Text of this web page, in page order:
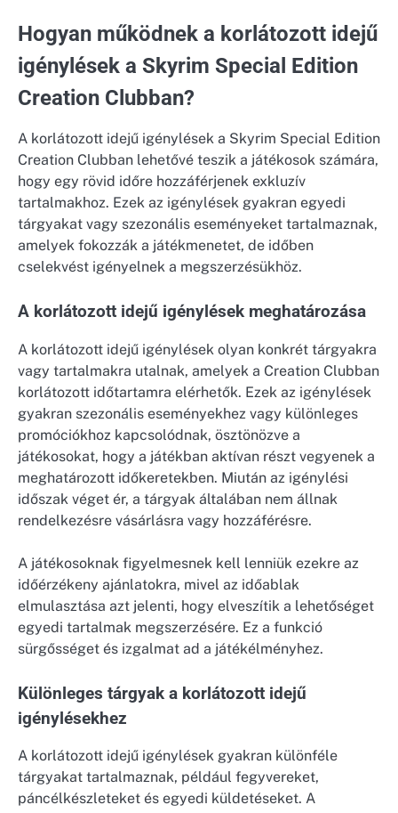
Hogyan működnek a korlátozott idejű
igénylések a Skyrim Special Edition
Creation Clubban?
A korlátozott idejű igénylések a Skyrim Special Edition
Creation Clubban lehetővé teszik a játékosok számára,
hogy egy rövid időre hozzáférjenek exkluzív
tartalmakhoz. Ezek az igénylések gyakran egyedi
tárgyakat vagy szezonális eseményeket tartalmaznak,
amelyek fokozzák a játékmenetet, de időben
cselekvést igényelnek a megszerzésükhöz.
A korlátozott idejű igénylések meghatározása
A korlátozott idejű igénylések olyan konkrét tárgyakra
vagy tartalmakra utalnak, amelyek a Creation Clubban
korlátozott időtartamra elérhetők. Ezek az igénylések
gyakran szezonális eseményekhez vagy különleges
promóciókhoz kapcsolódnak, ösztönözve a
játékosokat, hogy a játékban aktívan részt vegyenek a
meghatározott időkeretekben. Miután az igénylési
időszak véget ér, a tárgyak általában nem állnak
rendelkezésre vásárlásra vagy hozzáférésre.
A játékosoknak figyelmesnek kell lenniük ezekre az
időérzékeny ajánlatokra, mivel az időablak
elmulasztása azt jelenti, hogy elveszítik a lehetőséget
egyedi tartalmak megszerzésére. Ez a funkció
sürgősséget és izgalmat ad a játékélményhez.
Különleges tárgyak a korlátozott idejű
igénylésekhez
A korlátozott idejű igénylések gyakran különféle
tárgyakat tartalmaznak, például fegyvereket,
páncélkészleteket és egyedi küldetéseket. A